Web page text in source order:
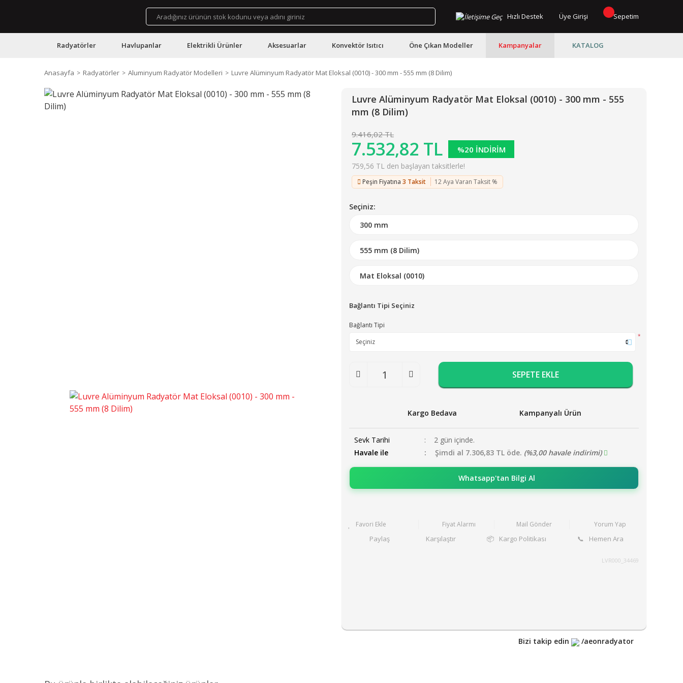
Hızlı Destek Üye Girişi Sepetim
Radyatörler Havlupanlar Elektrikli Ürünler Aksesuarlar Konvektör Isıtıcı Öne Çıkan Modeller Kampanyalar KATALOG
Anasayfa Radyatörler Aluminyum Radyatör Modelleri Luvre Alüminyum Radyatör Mat Eloksal (0010) - 300 mm - 555 mm (8 Dilim)
Luvre Alüminyum Radyatör Mat Eloksal (0010) - 300 mm - 555
mm (8 Dilim)
9.416,02 TL
7.532,82 TL %20 İNDİRİM
759,56 TL den başlayan taksitlerle!
Peşin Fiyatına 3 Taksit 12 Aya Varan Taksit %
Seçiniz:
Bağlantı Tipi Seçiniz
Bağlantı Tipi
*
SEPETE EKLE
Kargo Bedava Kampanyalı Ürün
Sevk Tarihi
2 gün içinde.
Havale ile
Şimdi al 7.306,83 TL öde. (%3,00 havale indirimi)
Whatsapp'tan Bilgi Al
Fiyat Alarmı Mail Gönder Yorum Yap
Paylaş Karşılaştır 📦 Kargo Politikası 📞 Hemen Ara
LVR000_34469
Bizi takip edin /aeonradyator